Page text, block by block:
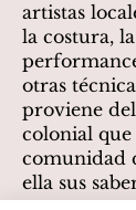
artistas
la costura,
otras
proviene
colonial
comunidad
ella sus